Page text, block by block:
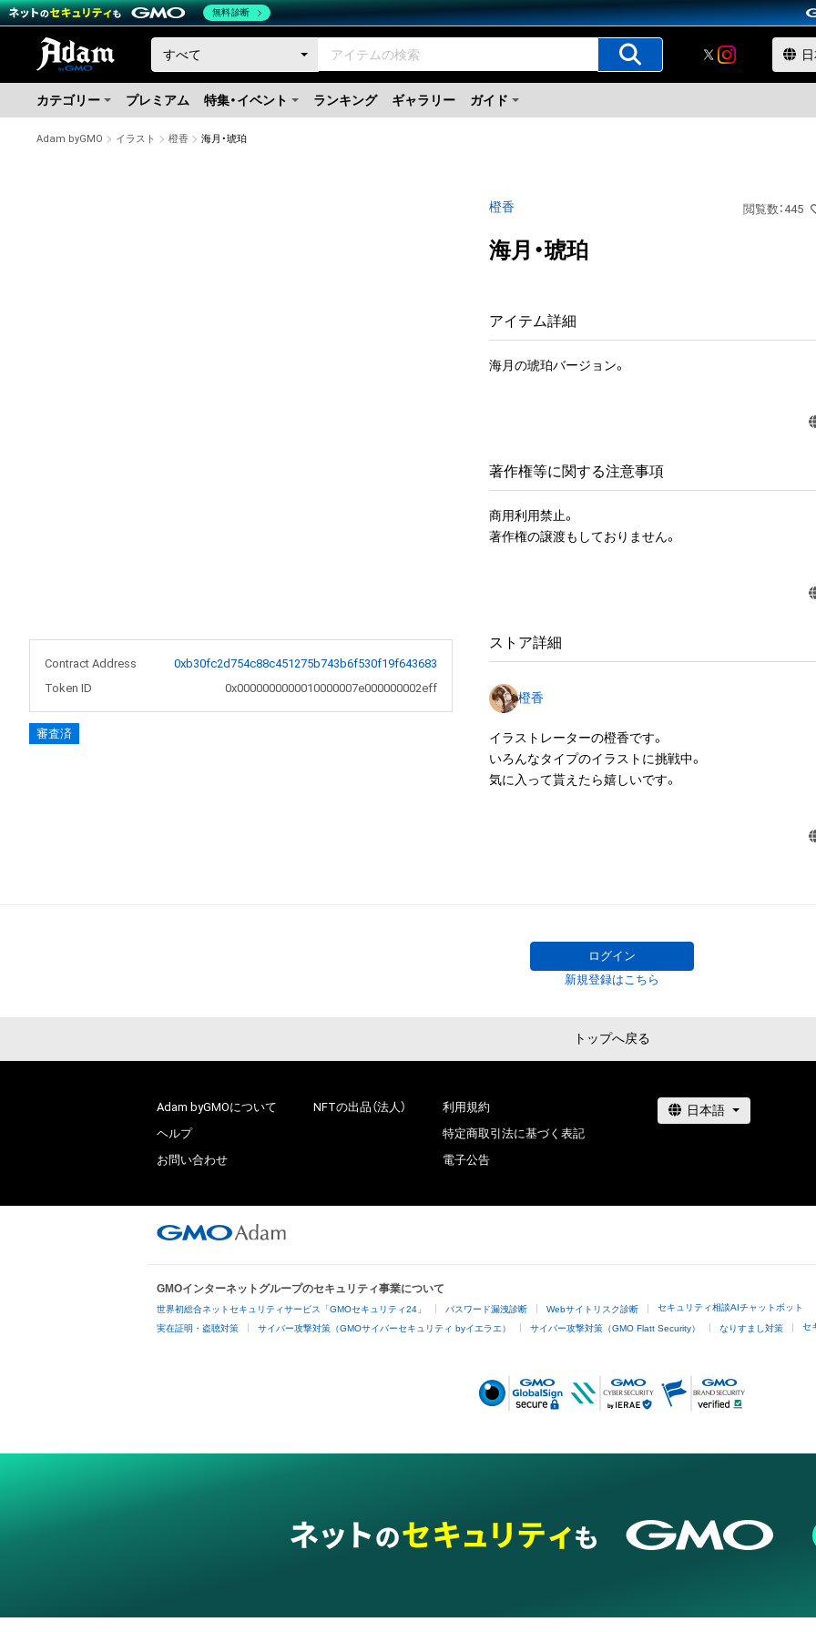
カテゴリー プレミアム 特集・イベント ランキング ギャラリー ガイド
Adam byGMO イラスト 橙香 海月・琥珀
Contract Address
0xb30fc2d754c88c451275b743b6f530f19f643683
Token ID
0x0000000000010000007e000000002eff
審査済
橙香 閲覧数 ：445
海月・琥珀
アイテム詳細
海月の琥珀バージョン。
著作権等に関する注意事項
商用利用禁止。
著作権の譲渡もしておりません。
ストア詳細
橙香
イラストレーターの橙香です。
いろんなタイプのイラストに挑戦中。
気に入って貰えたら嬉しいです。
ログイン
新規登録はこちら
トップへ戻る
Adam byGMOについて
ヘルプ
お問い合わせ
NFTの出品（法人）
利用規約
特定商取引法に基づく表記
電子公告
GMOインターネットグループのセキュリティ事業について
世界初総合ネットセキュリティサービス「GMOセキュリティ24」 パスワード漏洩診断 Webサイトリスク診断 セキュリティ相談AIチャットボット
実在証明・盗聴対策 サイバー攻撃対策（GMOサイバーセキュリティ byイエラエ） サイバー攻撃対策（GMO Flatt Security） なりすまし対策 セ
無料診断